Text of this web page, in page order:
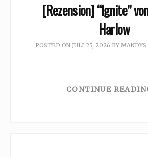
[Rezension] “Ignite”
Harlow
POSTED ON JULI 25, 2026 BY MANDYS
CONTINUE